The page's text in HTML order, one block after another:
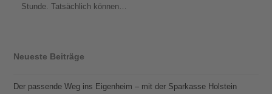
Stunde. Tatsächlich können…
Neueste Beiträge
Der passende Weg ins Eigenheim – mit der Sparkasse Holstein